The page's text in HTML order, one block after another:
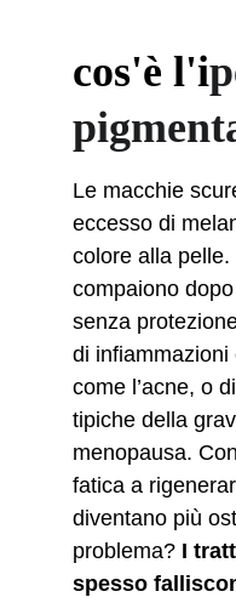
cos'è l'i
Le macchie
eccesso di
colore alla
compaiono
senza
di infiammazioni
come l’acne, o
tipiche della
menopausa.
fatica a
diventano più
problema? I
spesso